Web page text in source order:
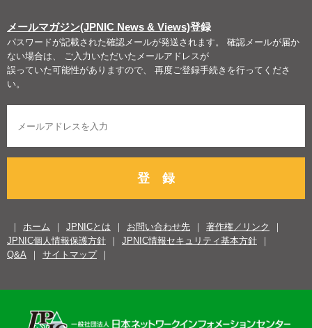
メールマガジン(JPNIC News & Views)登録
パスワードが記載された確認メールが発送されます。 確認メールが届か
ない場合は、 ご入力いただいたメールアドレスが
誤っていた可能性がありますので、 再度ご登録手続きを行ってくださ
い。
登 録
ホーム JPNICとは お問い合わせ先
著作権／リンク
JPNIC個人情報保護方針
JPNIC情報セキュリティ基本方針
Q&A
サイトマップ